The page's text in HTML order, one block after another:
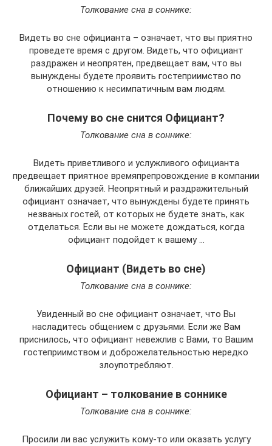
Толкование сна в соннике:
Видеть во сне официанта – означает, что вы приятно
проведете время с другом. Видеть, что официант
раздражен и неопрятен, предвещает вам, что вы
вынуждены будете проявить гостеприимство по
отношению к несимпатичным вам людям.
Почему во сне снится Официант?
Толкование сна в соннике:
Видеть приветливого и услужливого официанта
предвещает приятное времяпрепровождение в компании
ближайших друзей. Неопрятный и раздражительный
официант означает, что вынуждены будете принять
незваных гостей, от которых не будете знать, как
отделаться. Если вы не можете дождаться, когда
официант подойдет к вашему …
Официант (Видеть во сне)
Толкование сна в соннике:
Увиденный во сне официант означает, что Вы
насладитесь общением с друзьями. Если же Вам
приснилось, что официант невежлив с Вами, то Вашим
гостеприимством и доброжелательностью нередко
злоупотребляют.
Официант – толкование в соннике
Толкование сна в соннике:
Просили ли вас услужить кому-то или оказать услугу